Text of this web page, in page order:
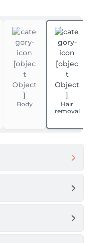
Body
Hair
removal